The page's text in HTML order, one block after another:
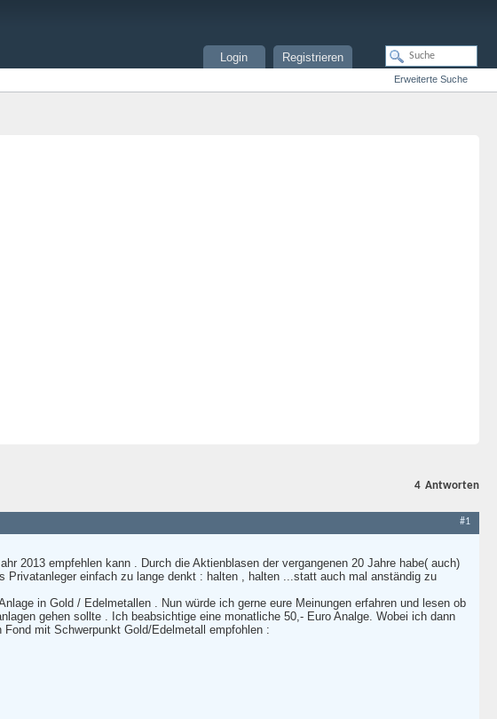
Registrieren
Login
Erweiterte Suche
4 Antworten
#1
2013 empfehlen kann . Durch die Aktienblasen der vergangenen 20 Jahre habe( auch)
einfach zu lange denkt : halten , halten ...statt auch mal anständig zu
in Gold / Edelmetallen . Nun würde ich gerne eure Meinungen erfahren und lesen ob
gehen sollte . Ich beabsichtige eine monatliche 50,- Euro Analge. Wobei ich dann
mit Schwerpunkt Gold/Edelmetall empfohlen :